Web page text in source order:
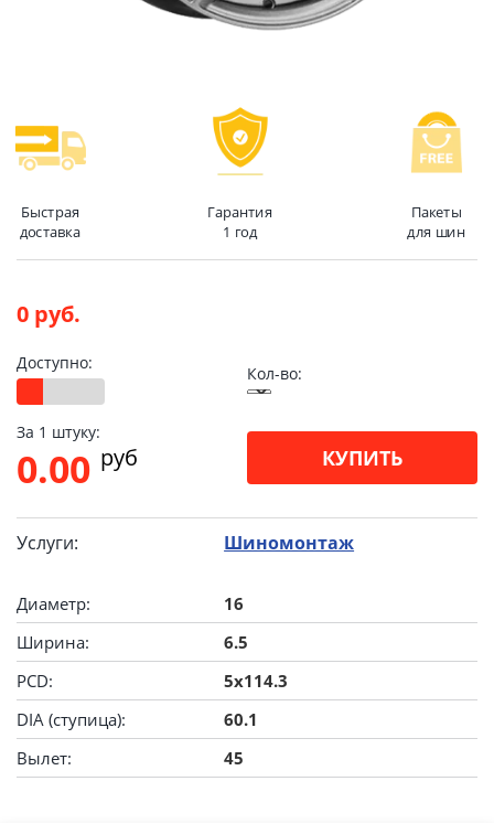
Быстрая
доставка
Гарантия
1 год
Пакеты
для шин
0 руб.
Доступно:
Кол-во:
За 1 штуку:
0.00 pуб КУПИТЬ
Услуги: Шиномонтаж
Диаметр:
16
Ширина:
6.5
PCD:
5x114.3
DIA (ступица):
60.1
Вылет:
45